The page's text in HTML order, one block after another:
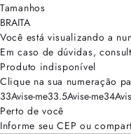
Tamanhos
BRAITA
Você está visualizando a
Em caso de dúvidas,
Produto indisponível
Clique na sua numeração
33Avise-me33.5Avise-me34
Perto de você
Informe seu CEP ou